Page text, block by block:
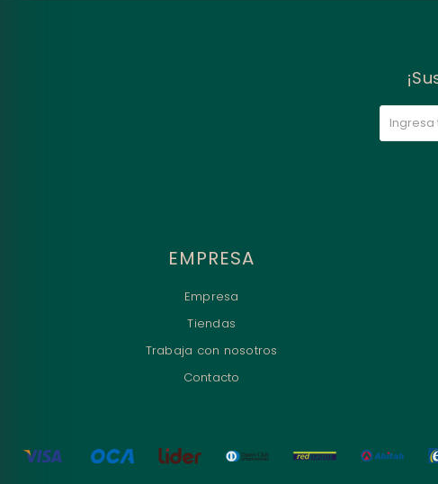
EMPRESA
Empresa
Tiendas
Trabaja con nosotros
Contacto